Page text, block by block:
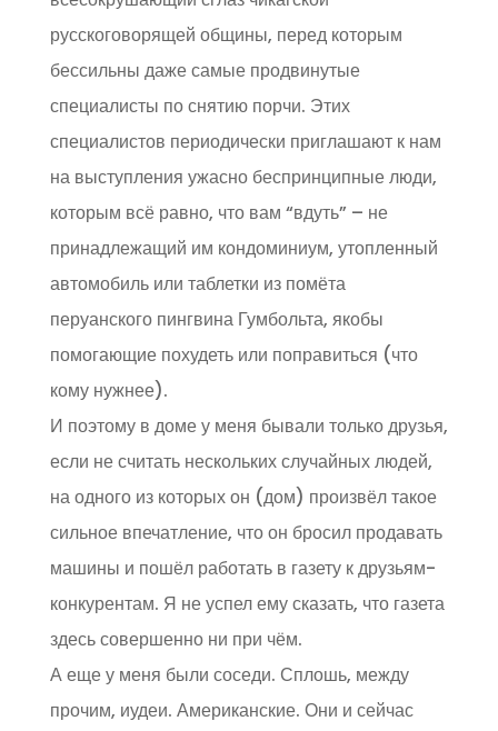
русскоговорящей общины, перед которым
бессильны даже самые продвинутые
специалисты по снятию порчи. Этих
специалистов периодически приглашают к нам
на выступления ужасно беспринципные люди,
которым всё равно, что вам “вдуть” – не
принадлежащий им кондоминиум, утопленный
автомобиль или таблетки из помёта
перуанского пингвина Гумбольта, якобы
помогающие похудеть или поправиться (что
кому нужнее).
И поэтому в доме у меня бывали только друзья,
если не считать нескольких случайных людей,
на одного из которых он (дом) произвёл такое
сильное впечатление, что он бросил продавать
машины и пошёл работать в газету к друзьям-
конкурентам. Я не успел ему сказать, что газета
здесь совершенно ни при чём.
А еще у меня были соседи. Сплошь, между
прочим, иудеи. Американские. Они и сейчас